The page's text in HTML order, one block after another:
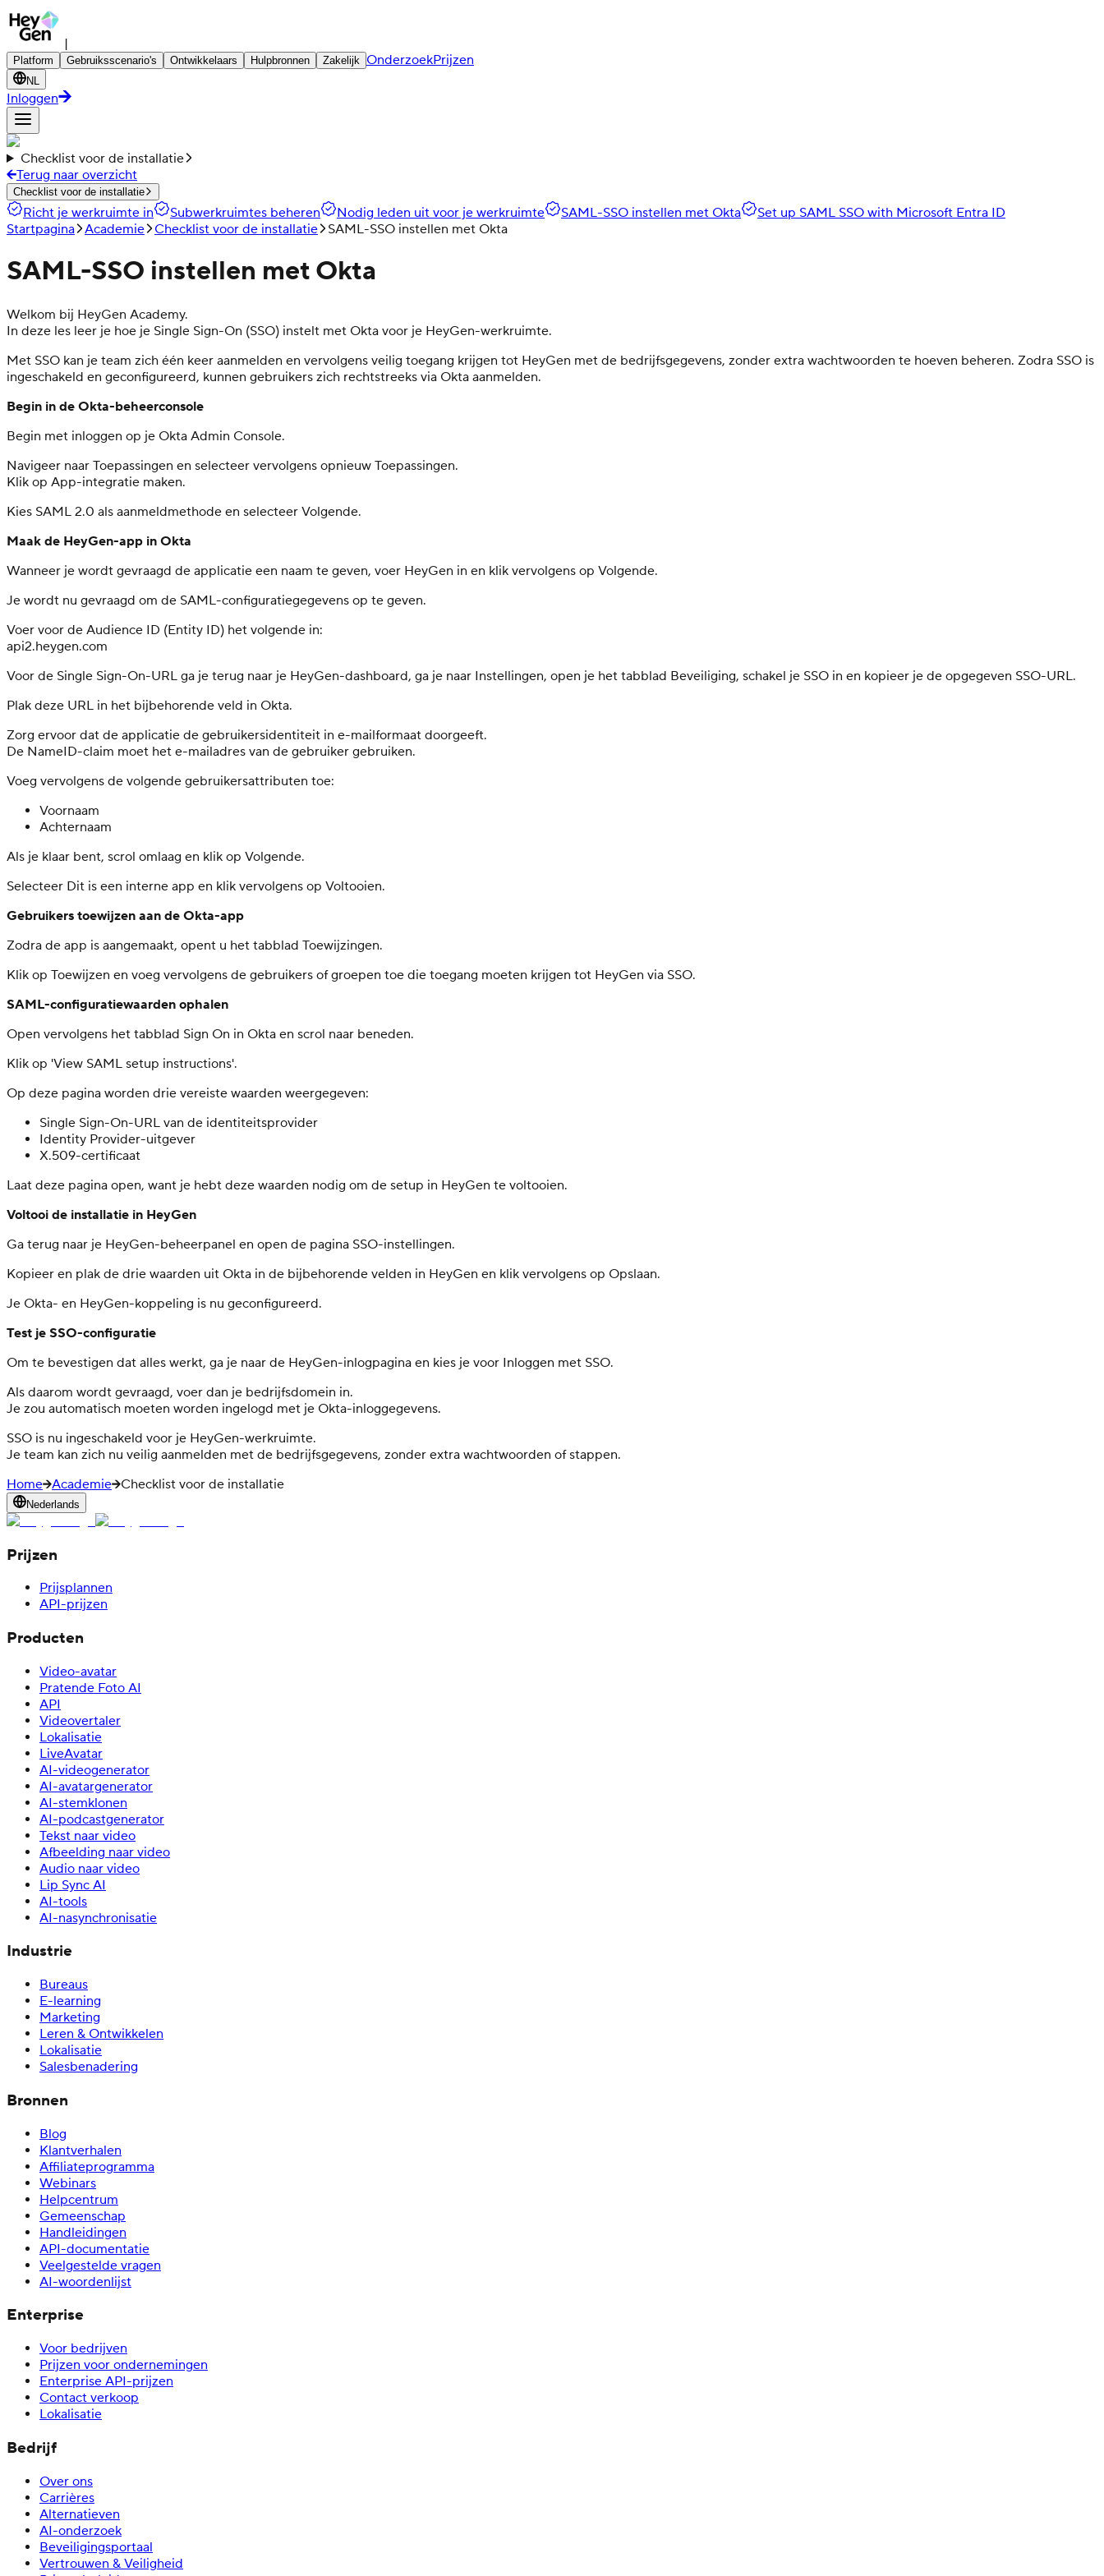
|
Platform Gebruiksscenario's Ontwikkelaars Hulpbronnen Zakelijk OnderzoekPrijzen
NL
Inloggen
Checklist voor de installatie
Terug naar overzicht
Checklist voor de installatie
Richt je werkruimte in Subwerkruimtes beheren Nodig leden uit voor je werkruimte SAML-SSO instellen met Okta
Set up SAML SSO with Microsoft Entra ID
Startpagina Academie Checklist voor de installatie SAML-SSO instellen met Okta
SAML-SSO instellen met Okta
Welkom bij HeyGen Academy.
In deze les leer je hoe je Single Sign-On (SSO) instelt met Okta voor je HeyGen-werkruimte.
Met SSO kan je team zich één keer aanmelden en vervolgens veilig toegang krijgen tot HeyGen met de bedrijfsgegevens, zonder extra wachtwoorden te hoeven beheren. Zodra SSO is
ingeschakeld en geconfigureerd, kunnen gebruikers zich rechtstreeks via Okta aanmelden.
Begin in de Okta-beheerconsole
Begin met inloggen op je Okta Admin Console.
Navigeer naar Toepassingen en selecteer vervolgens opnieuw Toepassingen.
Klik op App-integratie maken.
Kies SAML 2.0 als aanmeldmethode en selecteer Volgende.
Maak de HeyGen-app in Okta
Wanneer je wordt gevraagd de applicatie een naam te geven, voer HeyGen in en klik vervolgens op Volgende.
Je wordt nu gevraagd om de SAML-configuratiegegevens op te geven.
Voer voor de Audience ID (Entity ID) het volgende in:
api2.heygen.com
Voor de Single Sign-On-URL ga je terug naar je HeyGen-dashboard, ga je naar Instellingen, open je het tabblad Beveiliging, schakel je SSO in en kopieer je de opgegeven SSO-URL.
Plak deze URL in het bijbehorende veld in Okta.
Zorg ervoor dat de applicatie de gebruikersidentiteit in e-mailformaat doorgeeft.
De NameID-claim moet het e-mailadres van de gebruiker gebruiken.
Voeg vervolgens de volgende gebruikersattributen toe:
Voornaam
Achternaam
Als je klaar bent, scrol omlaag en klik op Volgende.
Selecteer Dit is een interne app en klik vervolgens op Voltooien.
Gebruikers toewijzen aan de Okta-app
Zodra de app is aangemaakt, opent u het tabblad Toewijzingen.
Klik op Toewijzen en voeg vervolgens de gebruikers of groepen toe die toegang moeten krijgen tot HeyGen via SSO.
SAML-configuratiewaarden ophalen
Open vervolgens het tabblad Sign On in Okta en scrol naar beneden.
Klik op 'View SAML setup instructions'.
Op deze pagina worden drie vereiste waarden weergegeven:
Single Sign-On-URL van de identiteitsprovider
Identity Provider-uitgever
X.509-certificaat
Laat deze pagina open, want je hebt deze waarden nodig om de setup in HeyGen te voltooien.
Voltooi de installatie in HeyGen
Ga terug naar je HeyGen-beheerpanel en open de pagina SSO-instellingen.
Kopieer en plak de drie waarden uit Okta in de bijbehorende velden in HeyGen en klik vervolgens op Opslaan.
Je Okta- en HeyGen-koppeling is nu geconfigureerd.
Test je SSO-configuratie
Om te bevestigen dat alles werkt, ga je naar de HeyGen-inlogpagina en kies je voor Inloggen met SSO.
Als daarom wordt gevraagd, voer dan je bedrijfsdomein in.
Je zou automatisch moeten worden ingelogd met je Okta-inloggegevens.
SSO is nu ingeschakeld voor je HeyGen-werkruimte.
Je team kan zich nu veilig aanmelden met de bedrijfsgegevens, zonder extra wachtwoorden of stappen.
Home Academie Checklist voor de installatie
Nederlands
Prijzen
Prijsplannen
API-prijzen
Producten
Video-avatar
Pratende Foto AI
API
Videovertaler
Lokalisatie
LiveAvatar
AI-videogenerator
AI-avatargenerator
AI-stemklonen
AI-podcastgenerator
Tekst naar video
Afbeelding naar video
Audio naar video
Lip Sync AI
AI-tools
AI-nasynchronisatie
Industrie
Bureaus
E-learning
Marketing
Leren & Ontwikkelen
Lokalisatie
Salesbenadering
Bronnen
Blog
Klantverhalen
Affiliateprogramma
Webinars
Helpcentrum
Gemeenschap
Handleidingen
API-documentatie
Veelgestelde vragen
AI-woordenlijst
Enterprise
Voor bedrijven
Prijzen voor ondernemingen
Enterprise API-prijzen
Contact verkoop
Lokalisatie
Bedrijf
Over ons
Carrières
Alternatieven
AI-onderzoek
Beveiligingsportaal
Vertrouwen & Veiligheid